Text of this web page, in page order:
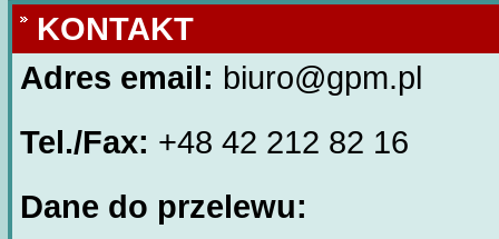
KONTAKT
Adres email: biuro@gpm.pl
Tel./Fax: +48 42 212 82 16
Dane do przelewu: